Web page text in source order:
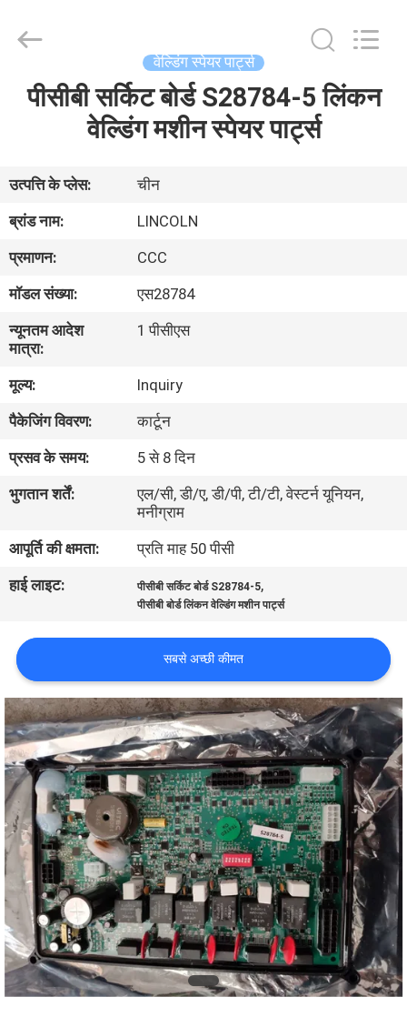
घर
वीडियो
हमारे
बारे
में
कारखाना
भ्रमण
गुणवत्ता
एक
का
अनुरोध
करें
साइटमैप
गोपनीयता
नीति
Technologies
Co.,Ltd..
वेल्डिंग स्पेयर पार्ट्स
पीसीबी सर्किट बोर्ड S28784-5 लिंकन
वेल्डिंग मशीन स्पेयर पार्ट्स
उत्पत्ति के प्लेस:
चीन
ब्रांड नाम:
LINCOLN
प्रमाणन:
CCC
मॉडल संख्या:
एस28784
न्यूनतम आदेश
मात्रा:
1 पीसीएस
मूल्य:
Inquiry
पैकेजिंग विवरण:
कार्टून
प्रसव के समय:
5 से 8 दिन
भुगतान शर्तें:
एल/सी, डी/ए, डी/पी, टी/टी, वेस्टर्न यूनियन,
मनीग्राम
आपूर्ति की क्षमता:
प्रति माह 50 पीसी
हाई लाइट:
पीसीबी सर्किट बोर्ड S28784-5,
पीसीबी बोर्ड लिंकन वेल्डिंग मशीन पार्ट्स
सबसे अच्छी कीमत